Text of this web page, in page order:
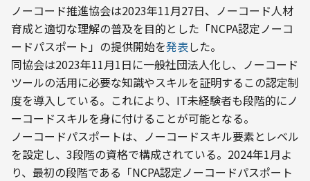
ノーコード推進協会は2023年11月27日、ノーコード人材
育成と適切な理解の普及を目的とした「NCPA認定ノーコ
ードパスポート」の提供開始を発表した。
同協会は2023年11月1日に一般社団法人化し、ノーコード
ツールの活用に必要な知識やスキルを証明するこの認定制
度を導入している。これにより、IT未経験者も段階的にノ
ーコードスキルを身に付けることが可能となる。
ノーコードパスポートは、ノーコードスキル要素とレベル
を設定し、3段階の資格で構成されている。2024年1月よ
り、最初の段階である「NCPA認定ノーコードパスポート